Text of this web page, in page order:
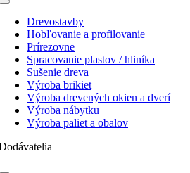
Toggle
NavigationDrevostavby
Hobľovanie a profilovanie
Prírezovne
Spracovanie plastov / hliníka
Sušenie dreva
Výroba brikiet
Výroba drevených okien a dverí
Výroba nábytku
Výroba paliet a obalov